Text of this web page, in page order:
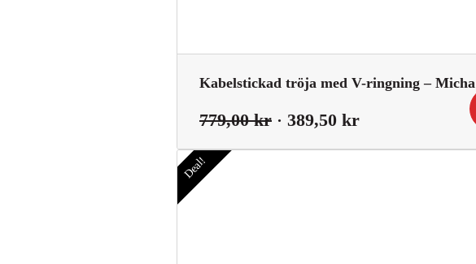
Kabelstickad tröja med V-ringning – Micha
779,00kr Det
ursprungliga
389,50 krDet
nuvarande
Deal!